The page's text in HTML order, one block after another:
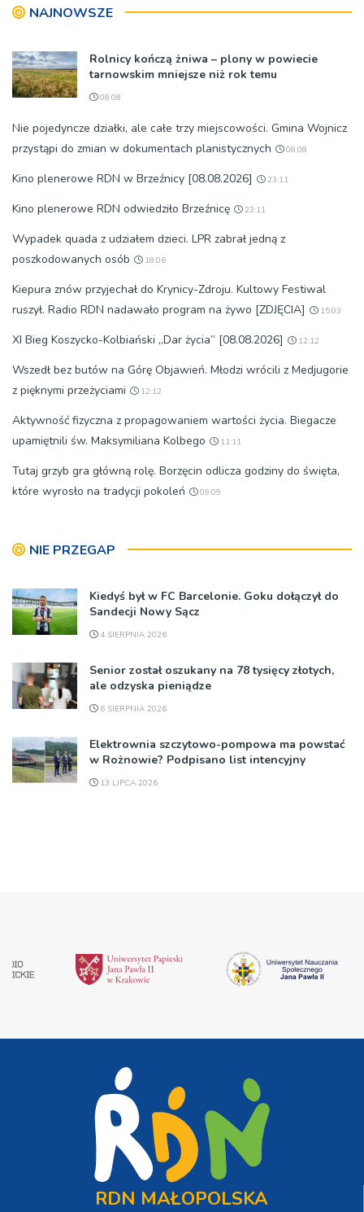
NAJNOWSZE
Rolnicy kończą żniwa – plony w powiecie
tarnowskim mniejsze niż rok temu
08:08
Nie pojedyncze działki, ale całe trzy miejscowości. Gmina Wojnicz
przystąpi do zmian w dokumentach planistycznych
08:08
Kino plenerowe RDN w Brzeźnicy [08.08.2026] 23:11
Kino plenerowe RDN odwiedziło Brzeźnicę 23:11
Wypadek quada z udziałem dzieci. LPR zabrał jedną z
poszkodowanych osób
18:06
Kiepura znów przyjechał do Krynicy-Zdroju. Kultowy Festiwal
ruszył. Radio RDN nadawało program na żywo [ZDJĘCIA]
15:03
XI Bieg Koszycko-Kolbiański „Dar życia” [08.08.2026] 12:12
Wszedł bez butów na Górę Objawień. Młodzi wrócili z Medjugorie
z pięknymi przeżyciami
12:12
Aktywność fizyczna z propagowaniem wartości życia. Biegacze
upamiętnili św. Maksymiliana Kolbego
11:11
Tutaj grzyb gra główną rolę. Borzęcin odlicza godziny do święta,
które wyrosło na tradycji pokoleń
09:09
NIE PRZEGAP
Kiedyś był w FC Barcelonie. Goku dołączył do
Sandecji Nowy Sącz
4 SIERPNIA 2026
Senior został oszukany na 78 tysięcy złotych,
ale odzyska pieniądze
6 SIERPNIA 2026
Elektrownia szczytowo-pompowa ma powstać
w Rożnowie? Podpisano list intencyjny
13 LIPCA 2026
RDN MAŁOPOLSKA